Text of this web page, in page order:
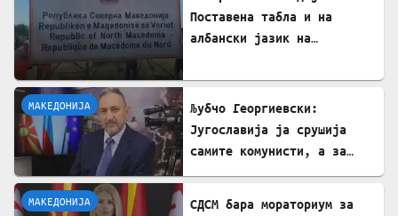
Поставена табла и на
албански јазик на
МАКЕДОНИЈА
Љубчо Георгиевски:
Југославија ја срушија
самите комунисти, а за
МАКЕДОНИЈА
СДСМ бара мораториум за